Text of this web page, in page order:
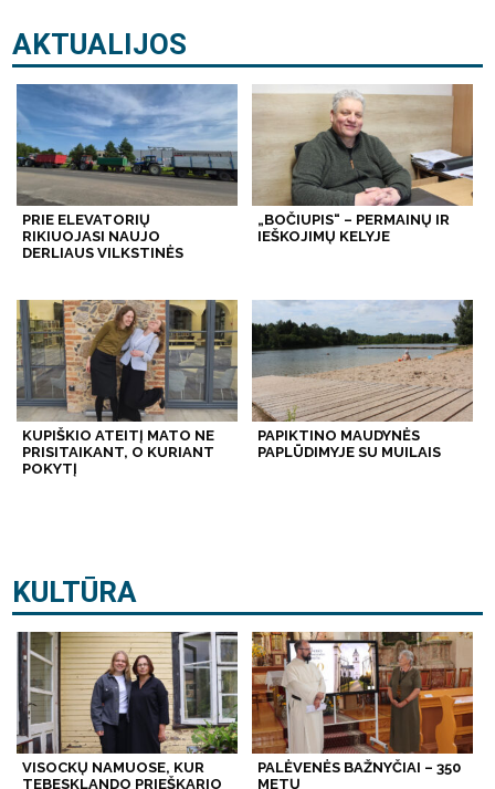
AKTUALIJOS
PRIE ELEVATORIŲ
RIKIUOJASI NAUJO
DERLIAUS VILKSTINĖS
„BOČIUPIS“ – PERMAINŲ IR
IEŠKOJIMŲ KELYJE
KUPIŠKIO ATEITĮ MATO NE
PRISITAIKANT, O KURIANT
POKYTĮ
PAPIKTINO MAUDYNĖS
PAPLŪDIMYJE SU MUILAIS
KULTŪRA
VISOCKŲ NAMUOSE, KUR
TEBESKLANDO PRIEŠKARIO
PALĖVENĖS BAŽNYČIAI – 350
METŲ